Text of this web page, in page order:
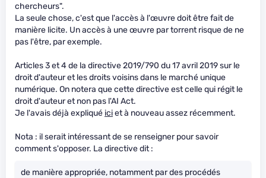
chercheurs".
La seule chose, c'est que l'accès à l'œuvre doit être fait de
manière licite. Un accès à une œuvre par torrent risque de ne
pas l'être, par exemple.
Articles 3 et 4 de la directive 2019/790 du 17 avril 2019 sur le
droit d'auteur et les droits voisins dans le marché unique
numérique. On notera que cette directive est celle qui régit le
droit d'auteur et non pas l'AI Act.
Je l'avais déjà expliqué iciet à nouveau assez récemment.
Nota : il serait intéressant de se renseigner pour savoir
comment s'opposer. La directive dit :
de manière appropriée, notamment par des procédés